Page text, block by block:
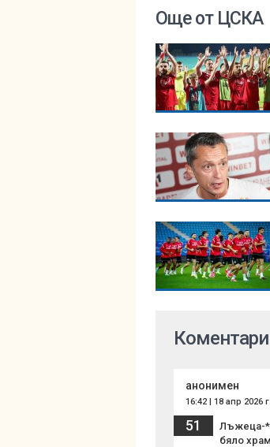
Още от ЦСКА
Коментари
анонимен
16:42 | 18 апр 2026 г.
51
Лъжеца-
бяло